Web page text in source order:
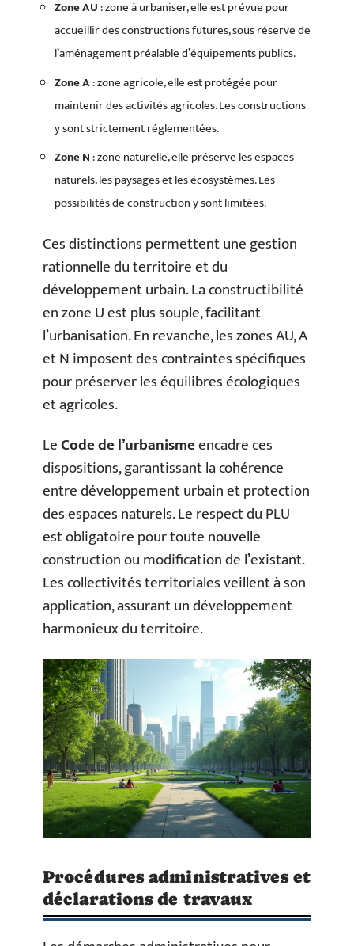
Zone AU: zone à urbaniser, elle est prévue pour
accueillir des constructions futures, sous réserve de
l’aménagement préalable d’équipements publics.
Zone A: zone agricole, elle est protégée pour
maintenir des activités agricoles. Les constructions
y sont strictement réglementées.
Zone N: zone naturelle, elle préserve les espaces
naturels, les paysages et les écosystèmes. Les
possibilités de construction y sont limitées.
Ces distinctions permettent une gestion
rationnelle du territoire et du
développement urbain. La constructibilité
en zone U est plus souple, facilitant
l’urbanisation. En revanche, les zones AU, A
et N imposent des contraintes spécifiques
pour préserver les équilibres écologiques
et agricoles.
LeCode de l’urbanismeencadre ces
dispositions, garantissant la cohérence
entre développement urbain et protection
des espaces naturels. Le respect du PLU
est obligatoire pour toute nouvelle
construction ou modification de l’existant.
Les collectivités territoriales veillent à son
application, assurant un développement
harmonieux du territoire.
Procédures administratives et
déclarations de travaux